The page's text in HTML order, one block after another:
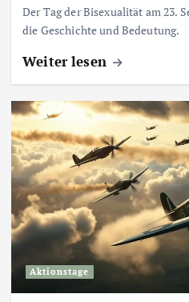
Der Tag der Bisexualität am 23.
die Geschichte und Bedeutung.
Weiter lesen
Aktionstage